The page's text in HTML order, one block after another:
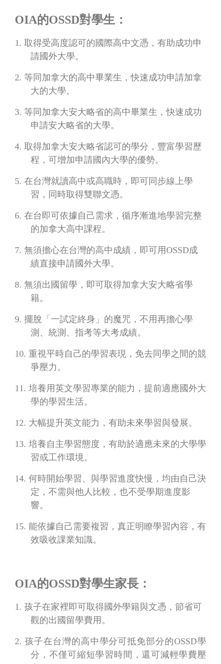
OIA的OSSD對學生：
1. 取得受高度認可的國際高中文憑，有助成功申
請國外大學。
2. 等同加拿大的高中畢業生，快速成功申請加拿
大的大學。
3. 等同加拿大安大略省的高中畢業生，快速成功
申請安大略省的大學。
4. 取得加拿大安大略省認可的學分，豐富學習歷
程，可增加申請國內大學的優勢。
5. 在台灣就讀高中或高職時，即可同步線上學
習，同時取得雙聯文憑。
6. 在台即可依據自己需求，循序漸進地學習完整
的加拿大高中課程。
7. 無須擔心在台灣的高中成績，即可用OSSD成
績直接申請國外大學。
8. 無須出國留學，即可取得加拿大安大略省學
籍。
9. 擺脫「一試定終身」的魔咒，不用再擔心學
測、統測、指考等大考成績。
10. 重視平時自己的學習表現，免去同學之間的競
爭壓力。
11. 培養用英文學習專業的能力，提前適應國外大
學的學習生活。
12. 大幅提升英文能力，有助未來學習與發展。
13. 培養自主學習態度，有助於適應未來的大學學
習或工作環境。
14. 何時開始學習、與學習進度快慢，均由自己決
定，不需與他人比較，也不受學期進度影
響。
15. 能依據自己需要複習，真正明瞭學習內容，有
效吸收課業知識。
OIA的OSSD對學生家長：
1. 孩子在家裡即可取得國外學籍與文憑，節省可
觀的出國留學費用。
2. 孩子在台灣的高中學分可抵免部分的OSSD學
分，不僅可縮短學習時間，還可減輕學費壓